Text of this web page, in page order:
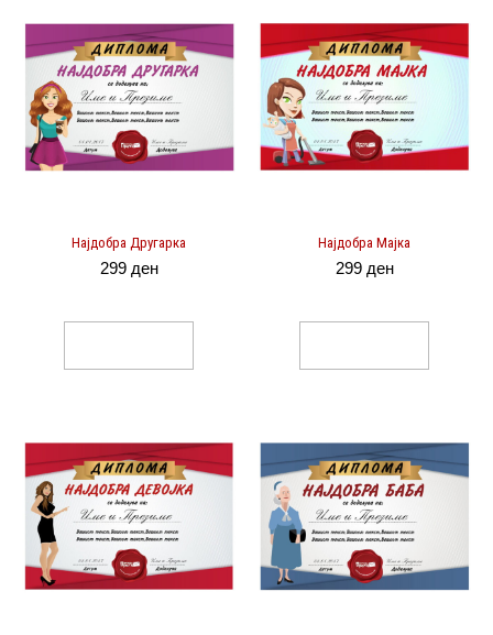
Најдобра Другарка
299 ден
Најдобра Мајка
299 ден